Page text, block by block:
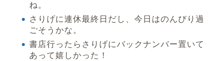
ね。
さりげに連休最終日だし、今日はのんびり過
ごそうかな。
書店行ったらさりげにバックナンバー置いて
あって嬉しかった！